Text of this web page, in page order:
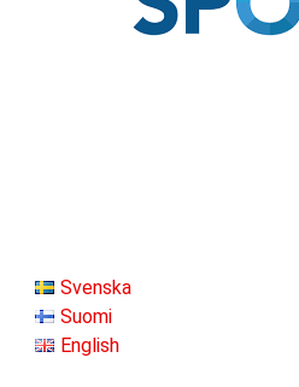
Svenska
Suomi
English